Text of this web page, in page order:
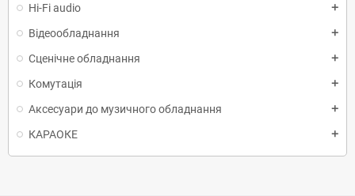
Hi-Fi audio add
Відеообладнання add
Сценічне обладнання add
Комутація add
Аксесуари до музичного обладнання add
КАРАОКЕ add